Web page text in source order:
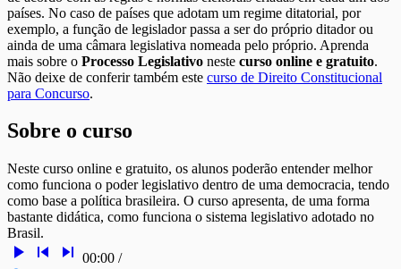
países. No caso de países que adotam um regime ditatorial, por
exemplo, a função de legislador passa a ser do próprio ditador ou
ainda de uma câmara legislativa nomeada pelo próprio. Aprenda
mais sobre o Processo Legislativo neste curso online e gratuito.
Não deixe de conferir também este curso de Direito Constitucional
para Concurso.
Sobre o curso
Neste curso online e gratuito, os alunos poderão entender melhor
como funciona o poder legislativo dentro de uma democracia, tendo
como base a política brasileira. O curso apresenta, de uma forma
bastante didática, como funciona o sistema legislativo adotado no
Brasil.
play_arrow skip_previous skip_next 00:00 /